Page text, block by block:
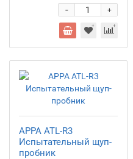
+
-
APPA ATL-R3
Испытательный щуп-
пробник